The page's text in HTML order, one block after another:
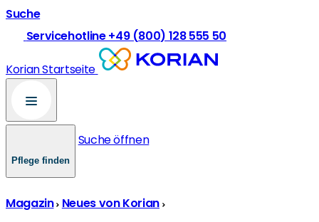
Suche
Servicehotline +49 (800) 128 555 50
Korian Startseite
Pflege finden
Suche öffnen
Magazin Neues von Korian